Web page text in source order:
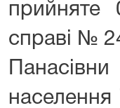
прийняте
справі №
населення